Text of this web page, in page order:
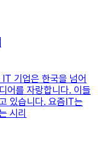
기업은 한국을 넘어
어를 자랑합니다. 이들
있습니다. 요즘IT는
시리